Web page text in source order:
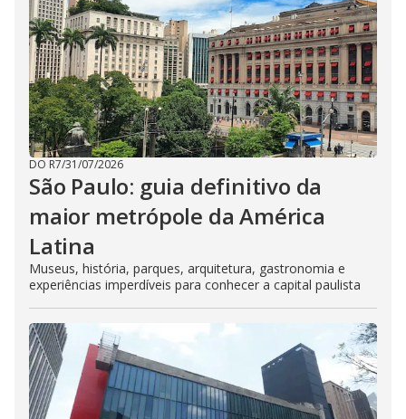
DO R7/31/07/2026
São Paulo: guia definitivo da
maior metrópole da América
Latina
Museus, história, parques, arquitetura, gastronomia e
experiências imperdíveis para conhecer a capital paulista